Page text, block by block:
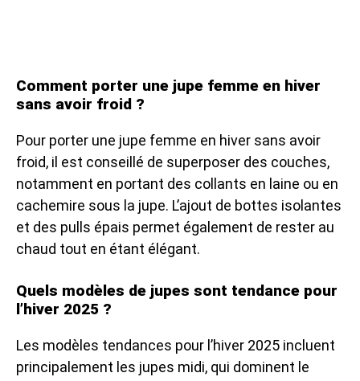
Comment porter une jupe femme en hiver
sans avoir froid ?
Pour porter une jupe femme en hiver sans avoir
froid, il est conseillé de superposer des couches,
notamment en portant des collants en laine ou en
cachemire sous la jupe. L’ajout de bottes isolantes
et des pulls épais permet également de rester au
chaud tout en étant élégant.
Quels modèles de jupes sont tendance pour
l’hiver 2025 ?
Les modèles tendances pour l’hiver 2025 incluent
principalement les jupes midi, qui dominent le